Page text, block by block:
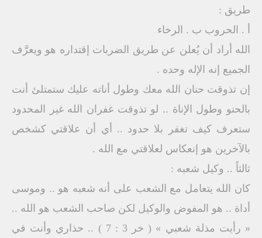
طريق :
أ . الحروب ب . الرخاء
الله أراد أن يُعلن عن طريق الضربات إقتداره هو ويعرَّف
الجميع إنه الإله وحده .
إن تذوقت حنان الله معك وطول أناته عليك ستمتلئ أنت
بالحنو وطول الإناة .. لو تذوقت غفران الله غير المحدود
ستعرف كيف تغفر بلا حدود .. أي أن علاقتي كشخص
بالآخرين هو إنعكاس لعلاقتي مع الله .
ثالثاً .. وكيل شعبه :
كان الله يتعامل مع الشعب على أنه شعبه هو .. وموسى
أداة .. هو المفوض والوكيل لكن صاحب الشعب هو الله ..
« رأيت مذلة شعبي » ( خر 3 : 7 ) .. حذاري وأنت في